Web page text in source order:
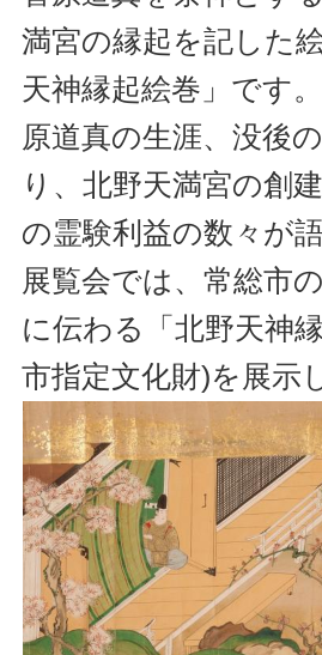
満宮の縁起を記した
天神縁起絵巻」です
原道真の生涯、没後
り、北野天満宮の創
の霊験利益の数々が
展覧会では、常総市
に伝わる「北野天神
市指定文化財)を展示